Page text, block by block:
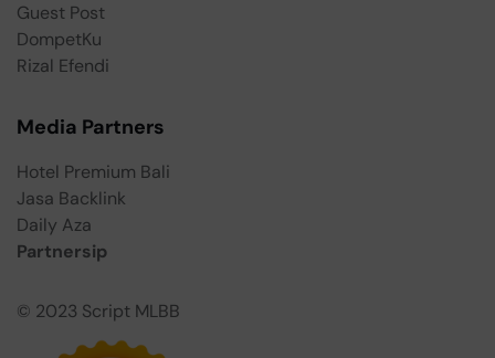
Guest Post
DompetKu
Rizal Efendi
Media Partners
Hotel Premium Bali
Jasa Backlink
Daily Aza
Partnersip
© 2023 Script MLBB